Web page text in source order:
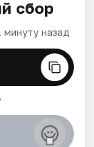
сбор
назад